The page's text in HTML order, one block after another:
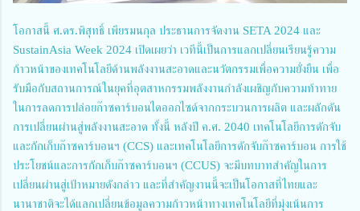
โอกาสนี้ ศ.ดร.พิสุทธิ์ เพียรมนกุล ประธานการจัดงาน SETA 2024 และ
SustainAsia Week 2024 เปิดเผยว่า เวทีนี้เป็นการแลกเปลี่ยนเรียนรู้ความ
ก้าวหน้าของเทคโนโลยีด้านพลังงานสะอาดและนวัตกรรมเพื่อความยั่งยืน เพื่อ
รับมือกับสถานการณ์ในยุคที่อุตสาหกรรมพลังงานกำลังเผชิญกับความท้าทาย
ในการลดการปล่อยก๊าซคาร์บอนไดออกไซด์จากกระบวนการผลิต และผลักดัน
การเปลี่ยนผ่านสู่พลังงานสะอาด ทั้งนี้ หลังปี ค.ศ. 2040 เทคโนโลยีการดักจับ
และกักเก็บก๊าซคาร์บอนฯ (CCS) และเทคโนโลยีการดักจับก๊าซคาร์บอน การใช้
ประโยชน์และการกักเก็บก๊าซคาร์บอนฯ (CCUS) จะมีบทบาทสำคัญในการ
เปลี่ยนผ่านสู่เป้าหมายดังกล่าว และที่สำคัญงานนี้จะเป็นโอกาสที่ไทยและ
นานาชาติจะได้แลกเปลี่ยนข้อมูลความก้าวหน้าทางเทคโนโลยีที่มุ่งเน้นการ